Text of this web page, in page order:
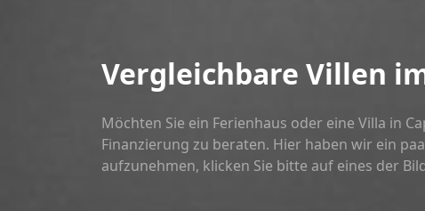
Vergleichbare Villen
Möchten Sie ein Ferienhaus oder eine Villa in
Finanzierung zu beraten. Hier haben wir ein
aufzunehmen, klicken Sie bitte auf eines der